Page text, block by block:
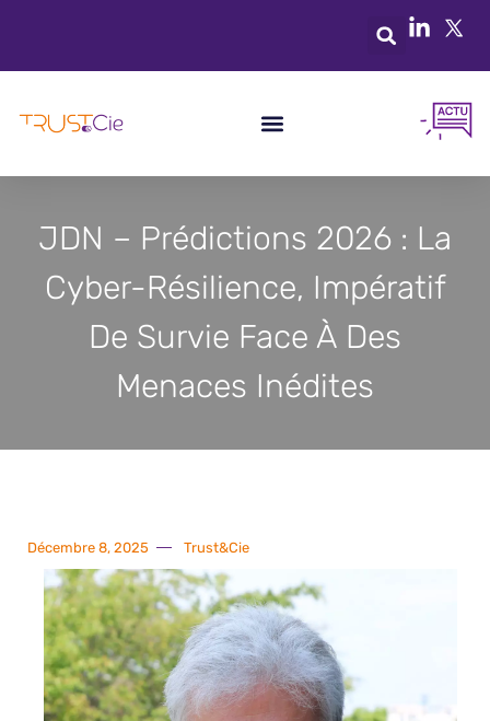
JDN – Prédictions 2026 : La
Cyber-Résilience, Impératif
De Survie Face À Des
Menaces Inédites
Décembre 8, 2025 Trust&Cie